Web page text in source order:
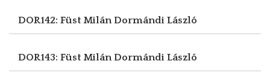
DOR142: Füst MilánDormándi László
DOR143: Füst MilánDormándi László